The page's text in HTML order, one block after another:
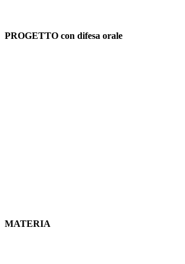
PROGETTO con difesa orale
MATERIA